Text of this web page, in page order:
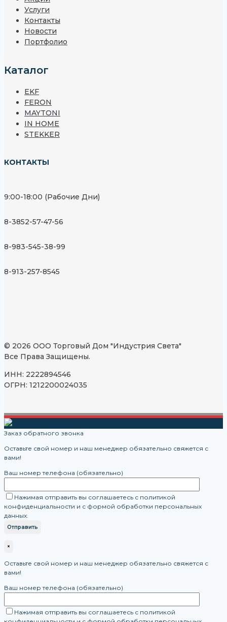
Услуги
Контакты
Новости
Портфолио
Каталог
EKF
FERON
MAYTONI
IN HOME
STEKKER
КОНТАКТЫ
9:00-18:00 (Рабочие Дни)
8-3852-57-47-56
8-983-545-38-99
8-913-257-8545
© 2026 ООО Торговый Дом "Индустрия Света"
Все Права Защищены.
ИНН: 2222894546
ОГРН: 1212200024035
Заказ обратного звонка
Оставьте свой номер и наш менеджер обязательно свяжется с
вами!
Ваш номер телефона (обязательно)
Нажимая отправить вы соглашаетесь с политикой
конфиденциальности и с формой обработки персональных
данных.
×
Оставьте свой номер и наш менеджер обязательно свяжется с
вами!
Ваш номер телефона (обязательно)
Нажимая отправить вы соглашаетесь с политикой